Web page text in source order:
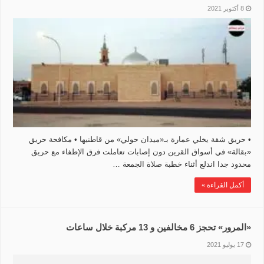
8 أكتوبر 2021
• حريق شقة يخلي عمارة بـ«ميدان حولي» من قاطنيها • مكافحة حريق
«بقالة» في أسواق القرين دون إصابات تعاملت فرق الإطفاء مع حريق
محدود جدا اندلع أثناء خطبة صلاة الجمعة …
أكمل القراءة »
«المرور» تحجز 6 مخالفين و 13 مركبة خلال ساعات
17 يوليو 2021